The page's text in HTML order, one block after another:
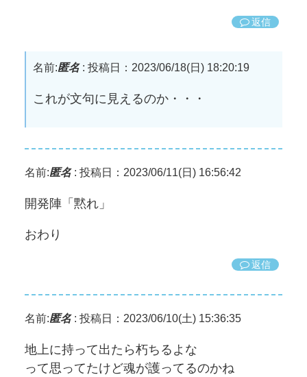
返信
名前:匿名: 投稿日：2023/06/18(日) 18:20:19
これが文句に見えるのか・・・
名前:匿名: 投稿日：2023/06/11(日) 16:56:42
開発陣「黙れ」
おわり
返信
名前:匿名: 投稿日：2023/06/10(土) 15:36:35
地上に持って出たら朽ちるよな
って思ってたけど魂が護ってるのかね